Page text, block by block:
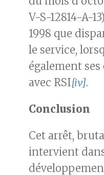
V-S-12814-A-
1998 que
le service,
également
avec RSI[iv].
Conclusion
Cet arrêt,
intervient